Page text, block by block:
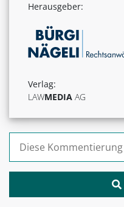
Herausgeber:
Verlag:
LAWMEDIA AG
Suchen nach: